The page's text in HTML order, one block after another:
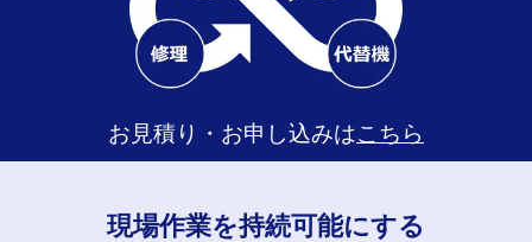
お見積り・お申し込みはこちら
現場作業を持続可能にする